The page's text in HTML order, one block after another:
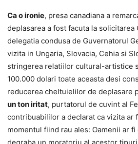
Ca o ironie, presa canadiana a
deplasarea a fost facuta la solicitarea
delegatia condusa de Guvernatorul
vizita in Ungaria, Slovacia, Cehia si
stringerea relatiilor cultural-artistice
100.000 dolari toate aceasta desi
reducerea cheltuielilor de deplasare
un ton iritat, purtatorul de cuvint al
contribuabililor a declarat ca vizita ar
momentul fiind rau ales: Oamenii ar